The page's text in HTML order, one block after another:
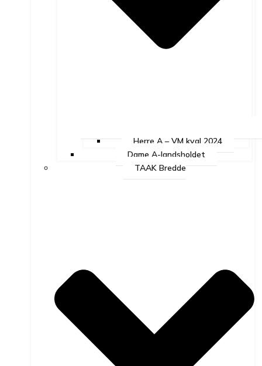
Herre A – VM kval 2024
Dame A-landsholdet
TAAK Bredde